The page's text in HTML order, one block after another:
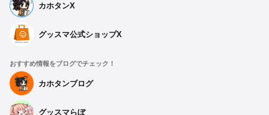
カホタンX
グッスマ公式ショップX
おすすめ情報をブログでチェック！
カホタンブログ
グッスマらぼ